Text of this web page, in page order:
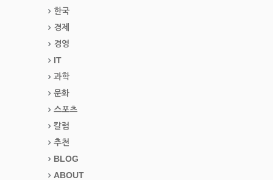
한국
경제
경영
IT
과학
문화
스포츠
칼럼
추천
BLOG
ABOUT